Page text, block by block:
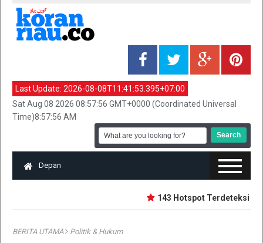
Last Update: 2026-08-08T11:41:53.395+07:00
Sat Aug 08 2026 08:57:56 GMT+0000 (Coordinated Universal
Time)8:57:56 AM
Depan
143 Hotspot Terdeteksi di
BERITA UTAMA Politik & Hukum